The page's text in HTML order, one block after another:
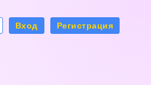
Вход Регистрация